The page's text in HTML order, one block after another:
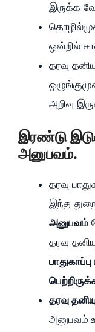
இருக்க
ஒன்றில்
தரவு
அறிவு
இரண்டு
அனுபவம்.
தரவு
இந்த
அனுபவம்
தரவு
தரவு
அனுபவம்